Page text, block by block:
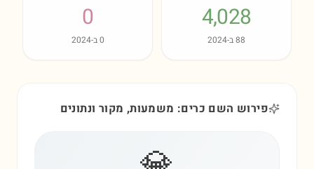
4,028
88ב-2024
0
0ב-2024
פירוש השם כרים: משמעות, מקור ונתונים